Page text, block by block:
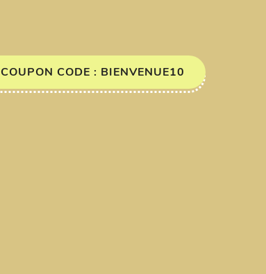
COUPON CODE : BIENVENUE10